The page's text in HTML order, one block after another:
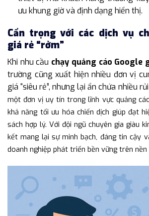
ưu khung giờ và định dạng hiển thị.
Cẩn trọng với các dịch vụ
giá rẻ “rởm”
Khi nhu cầu chạy quảng cáo Google
trường cũng xuất hiện nhiều đơn vị
giá “siêu rẻ”, nhưng lại ẩn chứa nhiều
một đơn vị uy tín trong lĩnh vực quảng
khả năng tối ưu hóa chiến dịch giúp đạt
sách hợp lý. Với đội ngũ chuyên gia giàu
kết mang lại sự minh bạch, đáng tin cậy
doanh nghiệp phát triển bền vững trên nền